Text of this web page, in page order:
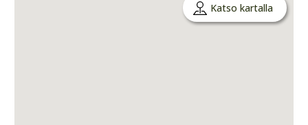
Katso kartalla